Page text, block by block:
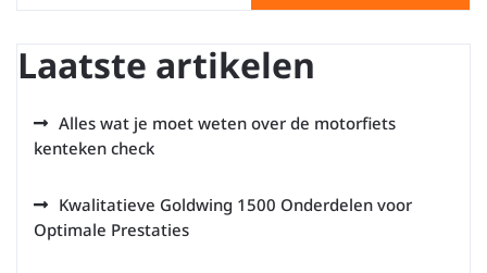
Laatste artikelen
Alles wat je moet weten over de motorfiets
kenteken check
Kwalitatieve Goldwing 1500 Onderdelen voor
Optimale Prestaties